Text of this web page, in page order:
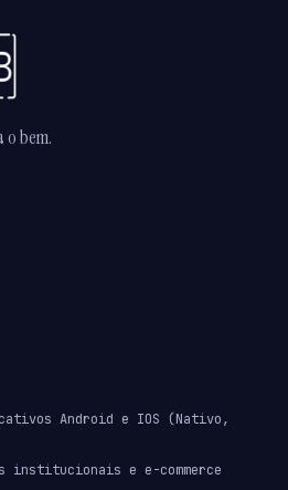
o bem.
Android e IOS (Nativo,
institucionais e e-commerce